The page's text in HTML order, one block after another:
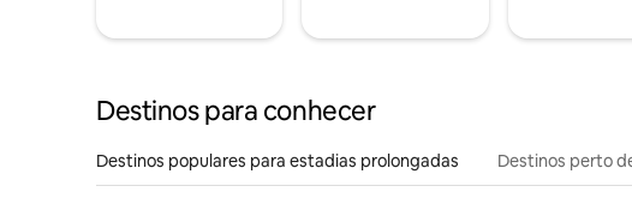
Destinos para conhecer
Destinos populares para estadias prolongadas Destinos perto